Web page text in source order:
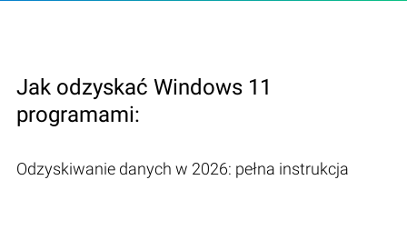
Jak odzyskać Windows 11
programami:
Odzyskiwanie danych w 2026: pełna instrukcja